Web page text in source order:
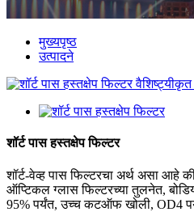
मुख्यपृष्ठ
उत्पादने
शॉर्ट पास हस्तक्षेप फिल्टर
शॉर्ट-वेव्ह पास फिल्टरचा अर्थ असा आहे
ऑप्टिकल ग्लास फिल्टरच्या तुलनेत,
95% पर्यंत, उच्च कटऑफ खोली, OD4